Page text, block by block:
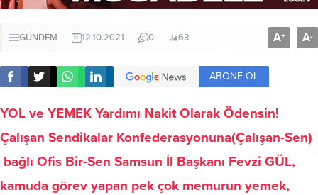
GÜNDEM 12.10.2021 0 63 A+ A-
ABONE OL
YOL ve YEMEK Yardımı Nakit Olarak Ödensin!
Çalışan Sendikalar Konfederasyonuna(Çalışan-Sen)
bağlı Ofis Bir-Sen Samsun İl Başkanı Fevzi GÜL,
kamuda görev yapan pek çok memurun yemek,